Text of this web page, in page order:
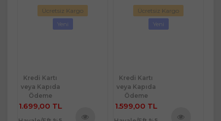
Ücretsiz Kargo
Yeni
Kredi Kartı
veya Kapıda
Ödeme
1.699,00 TL
Ücretsiz Kargo
Yeni
Kredi Kartı
veya Kapıda
Ödeme
1.599,00 TL